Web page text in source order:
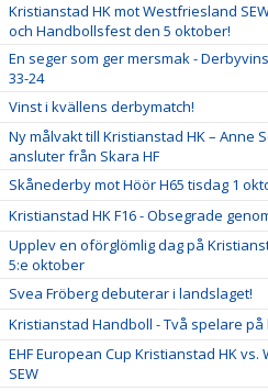
Kristianstad HK mot Westfriesland
och Handbollsfest den 5 oktober!
En seger som ger mersmak -
33-24
Vinst i kvällens derbymatch!
Ny målvakt till Kristianstad HK – Anne
ansluter från Skara HF
Skånederby mot Höör H65 tisdag 1
Kristianstad HK F16 - Obsegrade
Upplev en oförglömlig dag på
5:e oktober
Svea Fröberg debuterar i landslaget!
Kristianstad Handboll - Två spelare
EHF European Cup Kristianstad HK
SEW